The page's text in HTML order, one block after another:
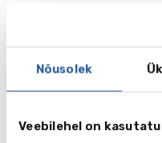
Nõusolek
Veebilehel on
programmist –
füüsika, äriõpetus,
Õpilaste üldarv – 40